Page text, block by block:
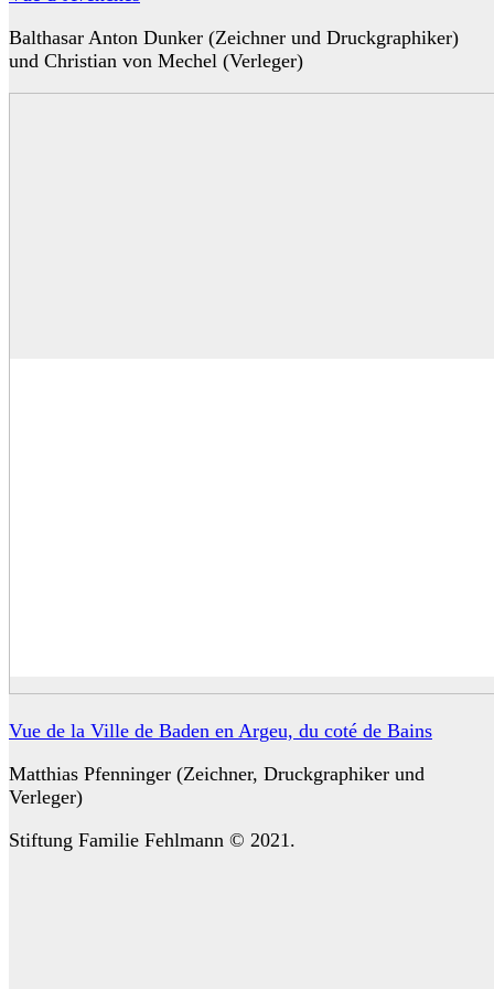
Balthasar Anton Dunker (Zeichner und Druckgraphiker)
und Christian von Mechel (Verleger)
Vue de la Ville de Baden en Argeu, du coté de Bains
Matthias Pfenninger (Zeichner, Druckgraphiker und
Verleger)
Stiftung Familie Fehlmann © 2021.